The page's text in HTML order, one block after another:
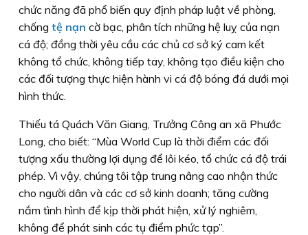
chức năng đã phổ biến quy định pháp luật về phòng,
chống tệ nạn cờ bạc, phân tích những hệ luỵ của nạn
cá độ; đồng thời yêu cầu các chủ cơ sở ký cam kết
không tổ chức, không tiếp tay, không tạo điều kiện cho
các đối tượng thực hiện hành vi cá độ bóng đá dưới mọi
hình thức.
Thiếu tá Quách Văn Giang, Trưởng Công an xã Phước
Long, cho biết: “Mùa World Cup là thời điểm các đối
tượng xấu thường lợi dụng để lôi kéo, tổ chức cá độ trái
phép. Vì vậy, chúng tôi tập trung nâng cao nhận thức
cho người dân và các cơ sở kinh doanh; tăng cường
nắm tình hình để kịp thời phát hiện, xử lý nghiêm,
không để phát sinh các tụ điểm phức tạp”.